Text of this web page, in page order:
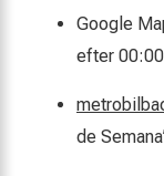
Google
efter
de